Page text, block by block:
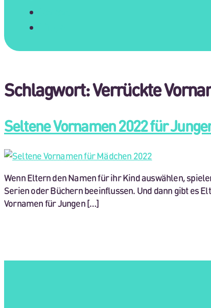
Schlagwort:Verrückte
Seltene Vornamen 2022 für
Wenn Eltern den Namen für ihr Kind auswählen,
Serien oder Büchern beeinflussen. Und dann gibt es
Vornamen für Jungen […]